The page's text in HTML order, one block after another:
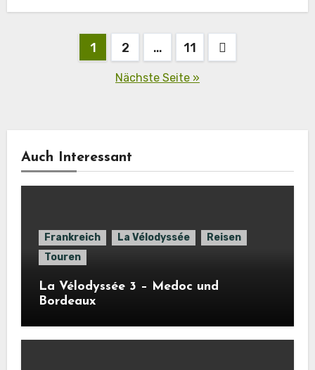
Seitennummerierung
1 2 … 11
Nächste Seite »
Auch Interessant
Frankreich La Vélodyssée
Reisen
Touren
La Vélodyssée 3 – Medoc und
Bordeaux